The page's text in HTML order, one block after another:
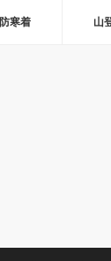
防寒着 山